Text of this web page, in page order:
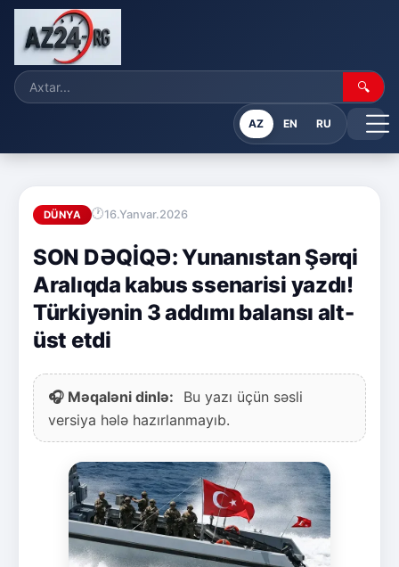
🔍
AZ EN RU
DÜNYA 16.Yanvar.2026
SON DƏQİQƏ: Yunanıstan Şərqi
Aralıqda kabus ssenarisi yazdı!
Türkiyənin 3 addımı balansı alt-
üst etdi
🎧 Məqaləni dinlə:
Bu yazı üçün səsli
versiya hələ hazırlanmayıb.